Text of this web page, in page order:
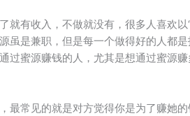
有收入，不做就没有，很多人喜欢
虽是兼职，但是每一个做得好的人都
过蜜源赚钱的人，尤其是想通过蜜源
最常见的就是对方觉得你是为了赚她